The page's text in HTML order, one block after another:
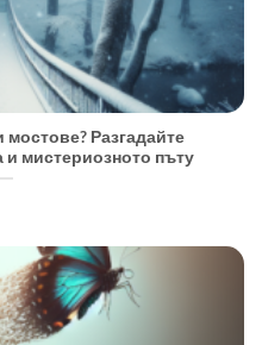
Разгадайте
и мистериозното пъту